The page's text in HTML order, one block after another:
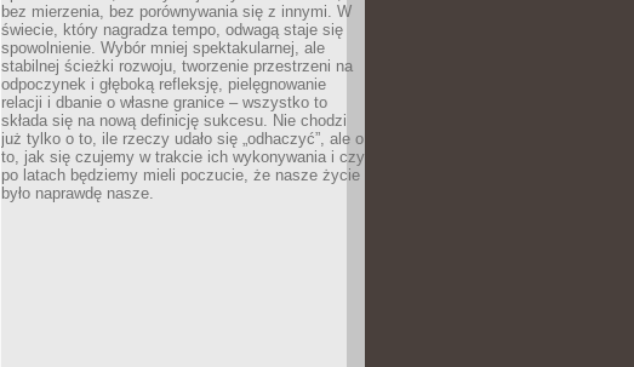
bez mierzenia, bez porównywania się z innymi. W
świecie, który nagradza tempo, odwagą staje się
spowolnienie. Wybór mniej spektakularnej, ale
stabilnej ścieżki rozwoju, tworzenie przestrzeni na
odpoczynek i głęboką refleksję, pielęgnowanie
relacji i dbanie o własne granice – wszystko to
składa się na nową definicję sukcesu. Nie chodzi
już tylko o to, ile rzeczy udało się „odhaczyć”, ale o
to, jak się czujemy w trakcie ich wykonywania i czy
po latach będziemy mieli poczucie, że nasze życie
było naprawdę nasze.